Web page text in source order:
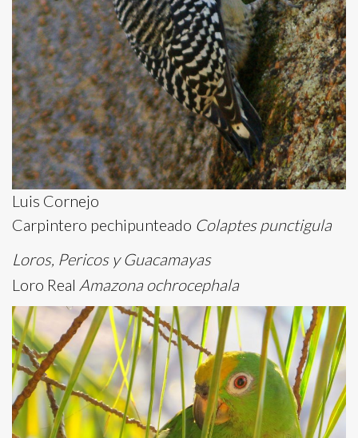
Luis Cornejo
Carpintero pechipunteado Colaptes punctigula
Loros, Pericos y Guacamayas
Loro Real Amazona ochrocephala